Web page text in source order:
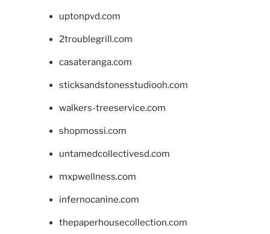
uptonpvd.com
2troublegrill.com
casateranga.com
sticksandstonesstudiooh.com
walkers-treeservice.com
shopmossi.com
untamedcollectivesd.com
mxpwellness.com
infernocanine.com
thepaperhousecollection.com